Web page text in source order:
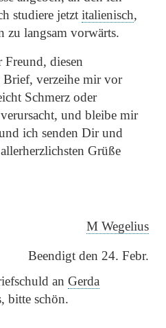
studiere jetzt italienisch,
zu langsam vorwärts.
Freund, diesen
Brief, verzeihe mir vor
Schmerz oder
und bleibe mir
ich senden Dir und
Grüße
M Wegelius
Beendigt den 24. Febr.
an Gerda
bitte schön.